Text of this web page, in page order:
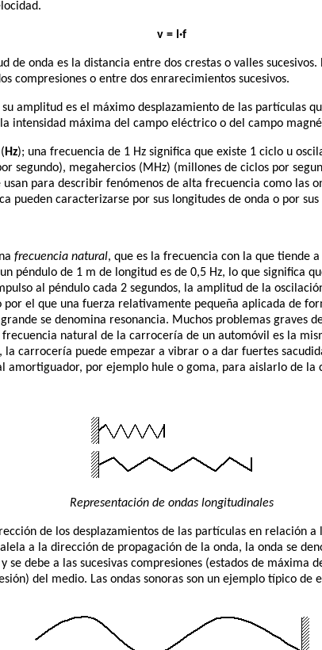
v = l·f
de onda es la distancia entre dos crestas o valles
compresiones o entre dos enrarecimientos sucesivos.
amplitud es el máximo desplazamiento de las partículas
intensidad máxima del campo eléctrico o del campo
Hz); una frecuencia de 1 Hz significa que existe 1 ciclo u
segundo), megahercios (MHz) (millones de ciclos por
para describir fenómenos de alta frecuencia como las
pueden caracterizarse por sus longitudes de onda o por sus
frecuencia natural, que es la frecuencia con la que tiende
péndulo de 1 m de longitud es de 0,5 Hz, lo que significa
al péndulo cada 2 segundos, la amplitud de la
por el que una fuerza relativamente pequeña aplicada de
se denomina resonancia. Muchos problemas graves
natural de la carrocería de un automóvil es la
carrocería puede empezar a vibrar o a dar fuertes
amortiguador, por ejemplo hule o goma, para aislarlo de la
Representación de ondas longitudinales
de los desplazamientos de las partículas en relación
a la dirección de propagación de la onda, la onda se
se debe a las sucesivas compresiones (estados de máxima
del medio. Las ondas sonoras son un ejemplo típico de